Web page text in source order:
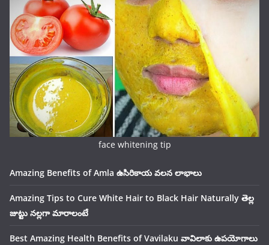
face whitening tip
Amazing Benefits of Amla ఉసిరికాయ వలన లాభాలు
Amazing Tips to Cure White Hair to Black Hair Naturally తెల్ల
జుట్టు నల్లగా మారాలంటే
Best Amazing Health Benefits of Vavilaku వావిలాకు ఉపయోగాలు